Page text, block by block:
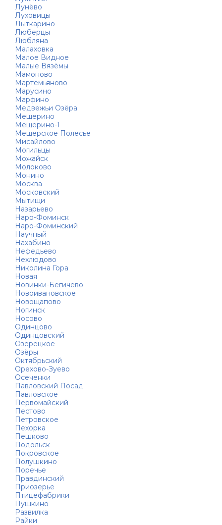
Лунёво
Луховицы
Лыткарино
Люберцы
Любляна
Малаховка
Малое Видное
Малые Вязёмы
Мамоново
Мартемьяново
Марусино
Марфино
Медвежьи Озёра
Мещерино
Мещерино-1
Мещерское Полесье
Мисайлово
Могильцы
Можайск
Молоково
Монино
Москва
Московский
Мытищи
Назарьево
Наро-Фоминск
Наро-Фоминский
Научный
Нахабино
Нефедьево
Нехлюдово
Николина Гора
Новая
Новинки-Бегичево
Новоивановское
Новощапово
Ногинск
Носово
Одинцово
Одинцовский
Озерецкое
Озёры
Октябрьский
Орехово-Зуево
Осеченки
Павловский Посад
Павловское
Первомайский
Пестово
Петровское
Пехорка
Пешково
Подольск
Покровское
Полушкино
Поречье
Правдинский
Приозерье
Птицефабрики
Пушкино
Развилка
Райки